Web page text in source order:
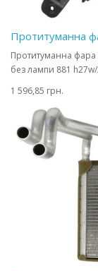
Протитуманна
Протитуманна фара
без лампи 881 h27w/
1 596,85 грн.